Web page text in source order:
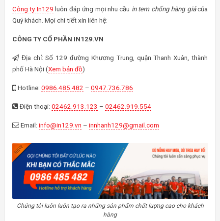
Công ty In129 luôn đáp ứng mọi nhu cầu in tem chống hàng giảcủa
Quý khách. Mọi chi tiết xin liên hệ:
CÔNG TY CỔ PHẦN IN129.VN
Địa chỉ: Số 129 đường Khương Trung, quận Thanh Xuân, thành
phố Hà Nội (Xem bản đồ)
Hotline: 0986.485.482 – 0947.736.786
Điện thoại: 02462.913.123 – 02462.919.554
Email: info@in129.vn – innhanh129@gmail.com
Chúng tôi luôn luôn tạo ra những sản phẩm chất lượng cao cho khách
hàng